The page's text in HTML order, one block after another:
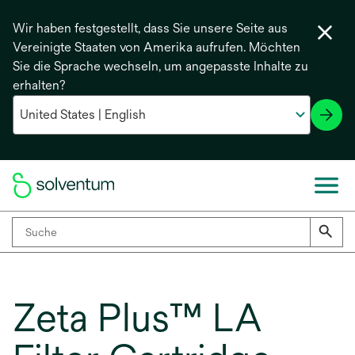
Wir haben festgestellt, dass Sie unsere Seite aus
Vereinigte Staaten von Amerika aufrufen. Möchten
Sie die Sprache wechseln, um angepasste Inhalte zu
erhalten?
Zeta Plus™ LA